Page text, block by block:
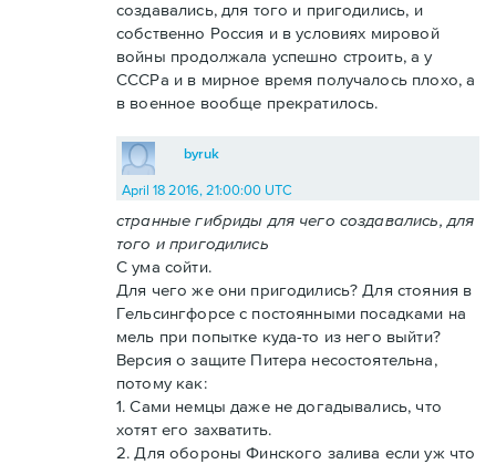
создавались, для того и пригодились, и
собственно Россия и в условиях мировой
войны продолжала успешно строить, а у
СССРа и в мирное время получалось плохо, а
в военное вообще прекратилось.
byruk
April 18 2016, 21:00:00 UTC
странные гибриды для чего создавались, для
того и пригодились
С ума сойти.
Для чего же они пригодились? Для стояния в
Гельсингфорсе с постоянными посадками на
мель при попытке куда-то из него выйти?
Версия о защите Питера несостоятельна,
потому как:
1. Сами немцы даже не догадывались, что
хотят его захватить.
2. Для обороны Финского залива если уж что